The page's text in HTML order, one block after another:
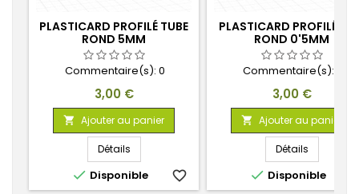
PLASTICARD PROFILÉ TUBE
ROND 5MM
Commentaire(s): 0
Prix
3,00 €
 Ajouter au panier
Détails
 Disponible favorite_border
PLASTICARD PROFILÉ
ROND 0'5MM
Commentaire(s):
Prix
3,00 €
 Ajouter au panier
Détails
 Disponible